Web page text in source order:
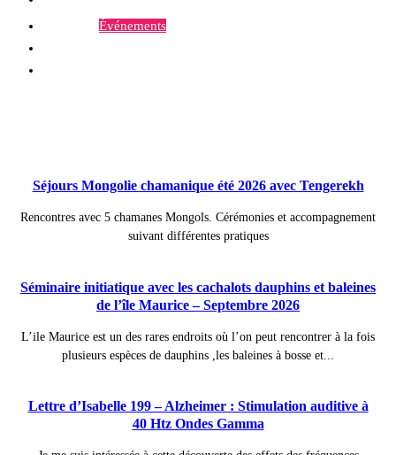
Événements
Séjours Mongolie chamanique été 2026 avec Tengerekh
Rencontres avec 5 chamanes Mongols. Cérémonies et accompagnement
suivant différentes pratiques
Séminaire initiatique avec les cachalots dauphins et baleines
de l’île Maurice – Septembre 2026
L’ile Maurice est un des rares endroits où l’on peut rencontrer à la fois
plusieurs espèces de dauphins ,les baleines à bosse et...
Lettre d’Isabelle 199 – Alzheimer : Stimulation auditive à
40 Htz Ondes Gamma